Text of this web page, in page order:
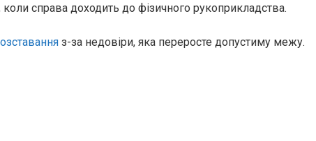
коли справа доходить до фізичного рукоприкладства.
з-за недовіри, яка переросте допустиму межу.